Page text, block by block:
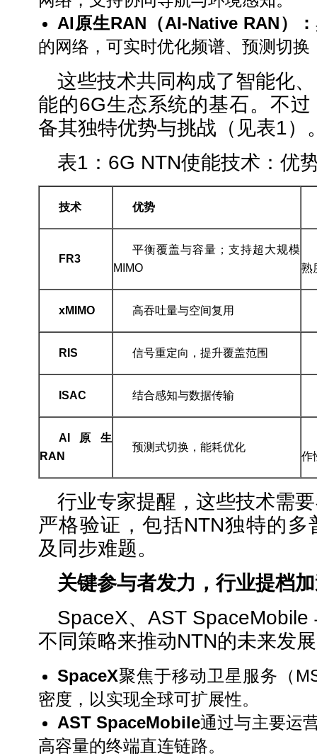
AI原生RAN （AI-Native RAN）：
的网络，可实时优化频谱、预测切换
这些技术共同构成了智能化
能的6G生态系统的基石。不
备其独特优势与挑战（见表1）
表1：6G NTN使能技术：优
技术 优势
FR3
平衡覆盖与容量；支持超大规模
MIMO
熟
xMIMO 高吞吐量与空间复用
RIS 信号重定向，提升覆盖范围
ISAC 结合感知与数据传输
AI
原生
RAN
预测式切换，能耗优化
作
行业专家提醒，这些技术需
严格验证，包括NTN独特的多
及同步难题。
关键参与者发力，行业提档
SpaceX、AST SpaceMobile
不同策略来推动NTN的未来发
SpaceX聚焦于移动卫星服务（
密度，以实现全球可扩展性。
AST SpaceMobile通过与主要运
高容量的终端直连链路。